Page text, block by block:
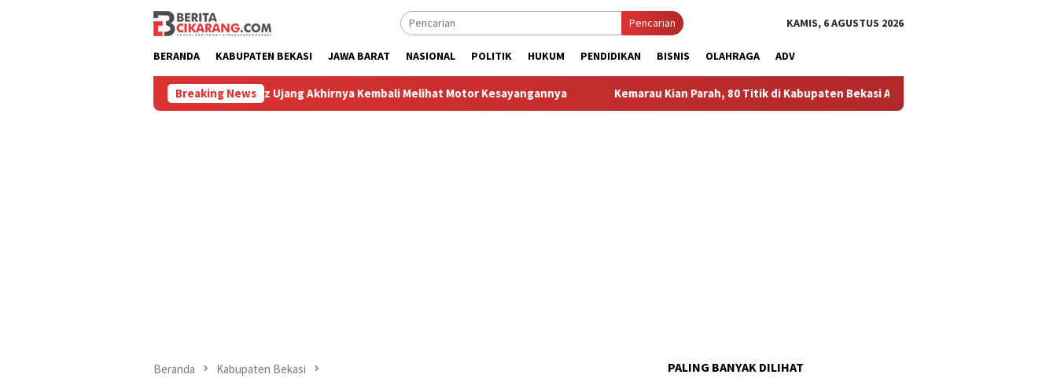
Pencarian KAMIS, 6 AGUSTUS 2026
BERANDA KABUPATEN BEKASI JAWA BARAT NASIONAL POLITIK HUKUM PENDIDIKAN BISNIS OLAHRAGA ADV
Breaking News
Hilang 5 Bulan, Ustadz Ujang Akhirnya Kembali Melihat Motor Kesayangannya Kemarau Kian Parah, 80 Titik di Kabupaten Bekasi Alami Krisis Air Bersih
Beranda Kabupaten Bekasi PALING BANYAK DILIHAT